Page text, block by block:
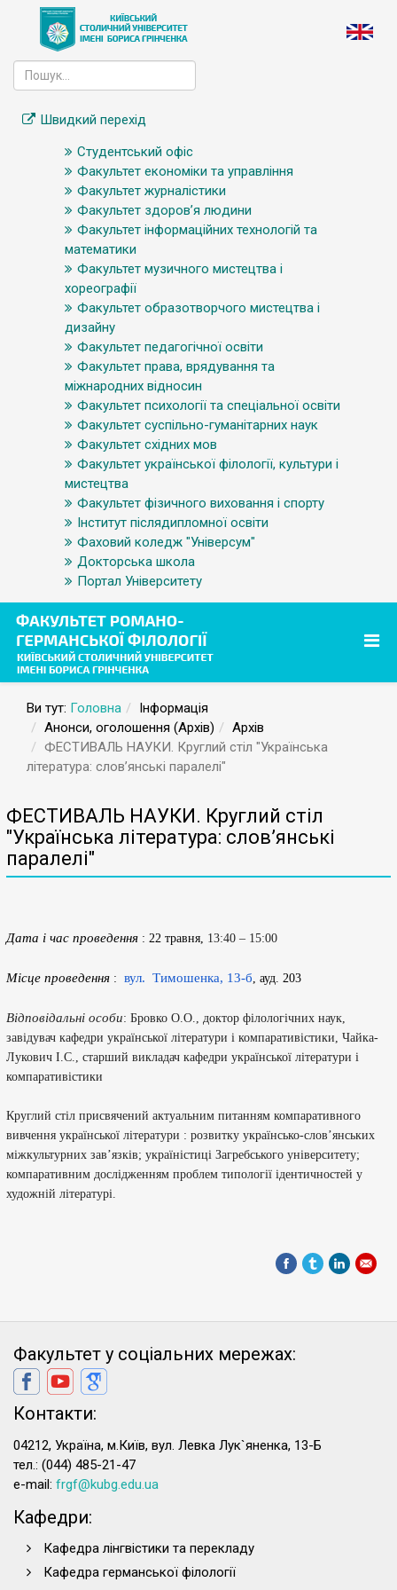
Швидкий перехід
Студентський офіс
Факультет економіки та управління
Факультет журналістики
Факультет здоров’я людини
Факультет інформаційних технологій та
математики
Факультет музичного мистецтва і
хореографії
Факультет образотворчого мистецтва і
дизайну
Факультет педагогічної освіти
Факультет права, врядування та
міжнародних відносин
Факультет психології та спеціальної освіти
Факультет суспільно-гуманітарних наук
Факультет східних мов
Факультет української філології, культури і
мистецтва
Факультет фізичного виховання і спорту
Інститут післядипломної освіти
Фаховий коледж "Універсум"
Докторська школа
Портал Університету
Ви тут: Головна
Інформація
Анонси, оголошення (Архів)
Архів
ФЕСТИВАЛЬ НАУКИ. Круглий стіл "Українська
література: слов’янські паралелі"
ФЕСТИВАЛЬ НАУКИ. Круглий стіл
"Українська література: слов’янські
паралелі"
Дата і час проведення : 22 травня, 13:40 – 15:00
Місце проведення : вул. Тимошенка, 13-б, ауд. 203
Відповідальні особи: Бровко О.О., доктор філологічних наук,
завідувач кафедри української літератури і компаративістики, Чайка-
Лукович І.С., старший викладач кафедри української літератури і
компаративістики
Круглий стіл присвячений актуальним питанням компаративного
вивчення української літератури : розвитку українсько-слов’янських
міжкультурних зав’язків; україністиці Загребського університету;
компаративним дослідженням проблем типології ідентичностей у
художній літературі.
Факультет у соціальних мережах:
Контакти:
04212, Україна, м.Київ, вул. Левка Лук`яненка, 13-Б
тел.: (044) 485-21-47
e-mail: frgf@kubg.edu.ua
Кафедри:
Кафедра лінгвістики та перекладу
Кафедра германської філології